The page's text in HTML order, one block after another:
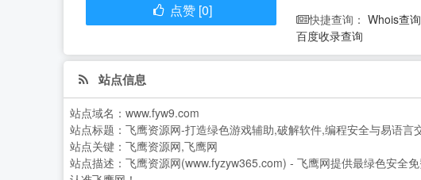
快捷查询： Whois查询
百度收录查询
点赞 [0]
站点信息
站点域名： www.fyw9.com
站点标题： 飞鹰资源网-打造绿色游戏辅助,破解软件,编程安全与易语言
站点关键： 飞鹰资源网,飞鹰网
站点描述： 飞鹰资源网(www.fyzyw365.com) - 飞鹰网提供最绿色安全